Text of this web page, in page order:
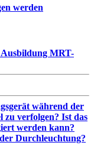
werden
Ausbildung MRT-
während der
zu verfolgen? Ist das
werden kann?
Durchleuchtung?